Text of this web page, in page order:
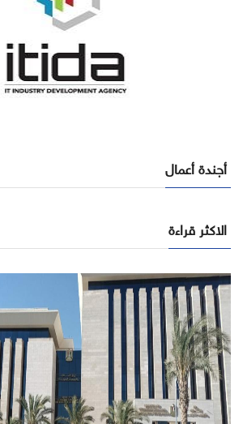
أجندة أعمال
الاكثر قراءة